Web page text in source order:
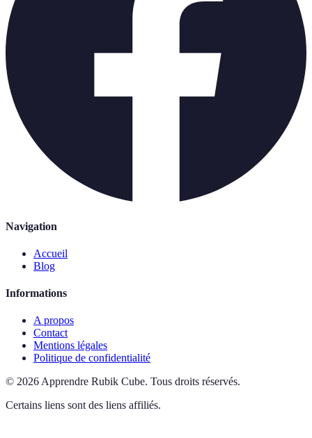
Navigation
Accueil
Blog
Informations
A propos
Contact
Mentions légales
Politique de confidentialité
© 2026Apprendre Rubik Cube. Tous droits réservés.
Certains liens sont des liens affiliés.